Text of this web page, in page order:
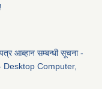
आब्हान सम्बन्धी सूचना -
Computer,